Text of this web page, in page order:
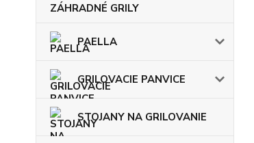
ZÁHRADNÉ GRILY
PAELLA
GRILOVACIE PANVICE
STOJANY NA GRILOVANIE